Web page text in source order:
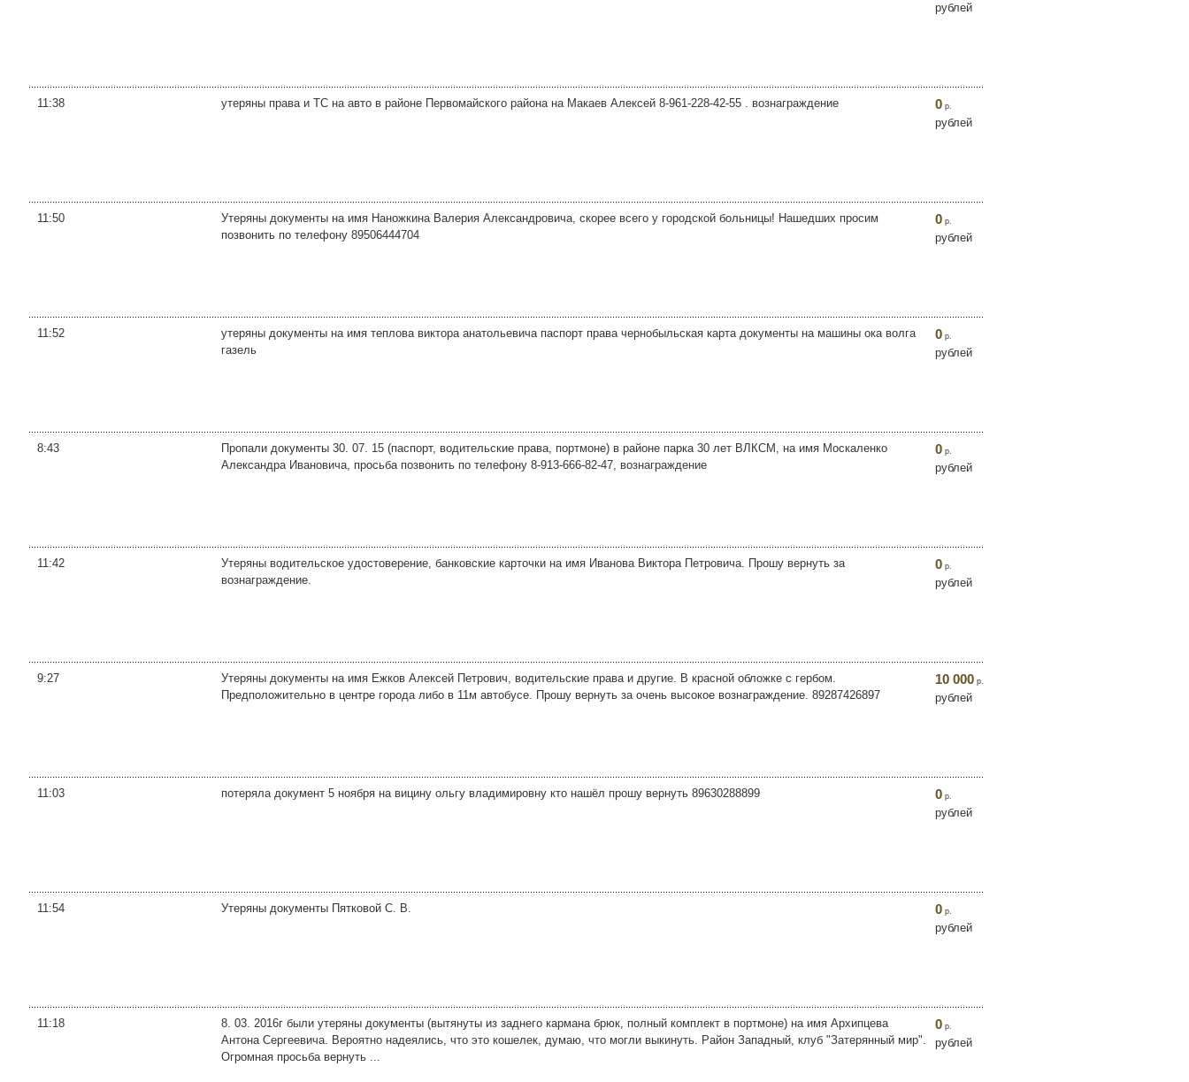
рублей
11:38 утеряны права и ТС на авто в районе Первомайского района на Макаев Алексей 8-961-228-42-55 . вознаграждение 0 р.
рублей
11:50
Утеряны документы на имя Наножкина Валерия Александровича, скорее всего у городской больницы! Нашедших просим
позвонить по телефону 89506444704
0 р.
рублей
11:52
утеряны документы на имя теплова виктора анатольевича паспорт права чернобыльская карта документы на машины ока волга
газель
0 р.
рублей
8:43
Пропали документы 30. 07. 15 (паспорт, водительские права, портмоне) в районе парка 30 лет ВЛКСМ, на имя Москаленко
Александра Ивановича, просьба позвонить по телефону 8-913-666-82-47, вознаграждение
0 р.
рублей
11:42
Утеряны водительское удостоверение, банковские карточки на имя Иванова Виктора Петровича. Прошу вернуть за
вознаграждение.
0 р.
рублей
9:27
Утеряны документы на имя Ежков Алексей Петрович, водительские права и другие. В красной обложке с гербом.
Предположительно в центре города либо в 11м автобусе. Прошу вернуть за очень высокое вознаграждение. 89287426897
10 000 р.
рублей
11:03 потеряла документ 5 ноября на вицину ольгу владимировну кто нашёл прошу вернуть 89630288899 0 р.
рублей
11:54 Утеряны документы Пятковой С. В. 0 р.
рублей
11:18
8. 03. 2016г были утеряны документы (вытянуты из заднего кармана брюк, полный комплект в портмоне) на имя Архипцева
Антона Сергеевича. Вероятно надеялись, что это кошелек, думаю, что могли выкинуть. Район Западный, клуб "Затерянный мир".
Огромная просьба вернуть ...
0 р.
рублей